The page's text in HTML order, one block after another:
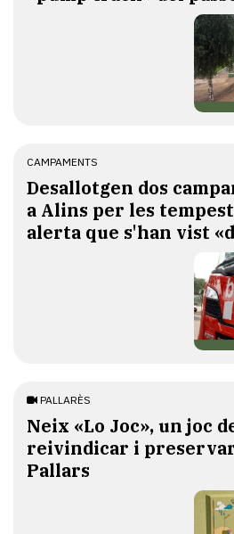
CAMPAMENTS
​Desallotgen dos
a Alins per les
alerta que s'han vist
PALLARÈS
​Neix «Lo Joc», un joc
reivindicar i
Pallars